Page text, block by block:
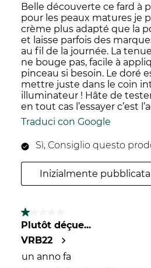
Belle découverte ce fard à
pour les peaux matures je
crème plus adapté que la
et laisse parfois des
au fil de la journée. La
ne bouge pas, facile à
pinceau si besoin. Le doré
mettre juste dans le coin
illuminateur ! Hâte de
en tout cas l’essayer c’est
Traduci con Google
Sì, Consiglio questo
Inizialmente
1 su 5 stelle.
Plutôt déçue...
VRB22
un anno fa